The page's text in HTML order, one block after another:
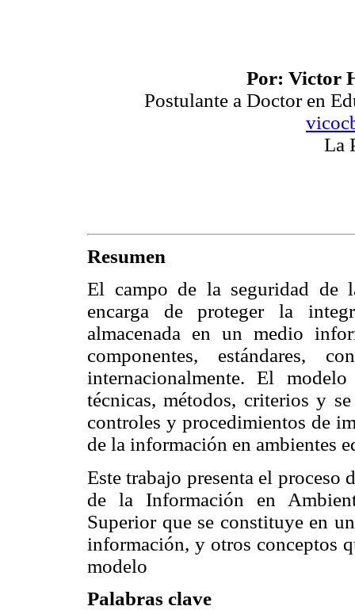
Por: Victor
Postulante a Doctor en
La
Resumen
El campo de la seguridad de
encarga de proteger la
almacenada en un medio
componentes, estándares,
internacionalmente. El
técnicas, métodos, criterios y se
controles y procedimientos de
de la información en ambientes
Este trabajo presenta el proceso
de la Información en
Superior que se constituye en
información, y otros conceptos
modelo
Palabras clave